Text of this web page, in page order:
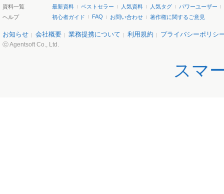
資料一覧
最新資料 ベストセラー 人気資料 人気タグ
パワーユーザー
ヘルプ
初心者ガイド FAQ お問い合わせ 著作権に関するご意見
お知らせ 会社概要 業務提携について 利用規約 プライバシーポリシ
ⓒ Agentsoft Co., Ltd.
スマ